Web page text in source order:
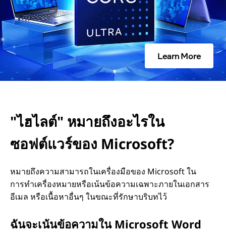
า
ย
ถึ
Learn More
"ไฮไลต์" หมายถึงอะไรใน
ซอฟต์แวร์ของ Microsoft?
หมายถึงความสามารถในเครื่องมือของ Microsoft ใน
การทําเครื่องหมายหรือเน้นข้อความเฉพาะภายในเอกสาร
อีเมล หรือเนื้อหาอื่นๆ ในขณะที่รักษาบริบทไว้
ฉันจะเน้นข้อความใน Microsoft Word